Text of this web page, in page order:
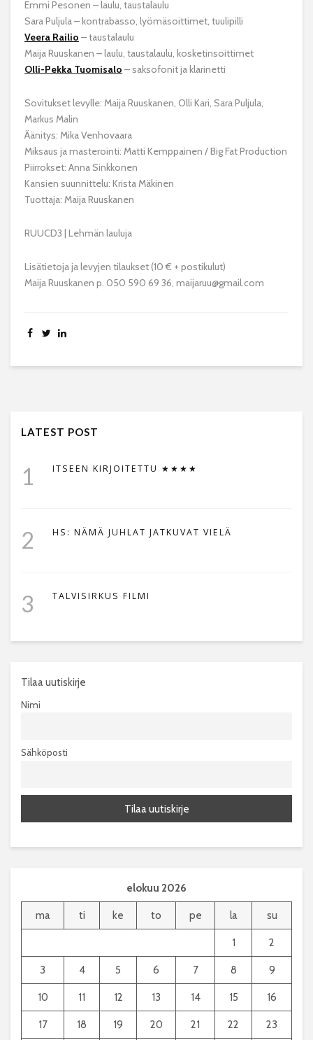
Emmi Pesonen – laulu, taustalaulu
Sara Puljula – kontrabasso, lyömäsoittimet, tuulipilli
Veera Railio – taustalaulu
Maija Ruuskanen – laulu, taustalaulu, kosketinsoittimet
Olli-Pekka Tuomisalo – saksofonit ja klarinetti
Sovitukset levylle: Maija Ruuskanen, Olli Kari, Sara Puljula,
Markus Malin
Äänitys: Mika Venhovaara
Miksaus ja masterointi: Matti Kemppainen / Big Fat Production
Piirrokset: Anna Sinkkonen
Kansien suunnittelu: Krista Mäkinen
Tuottaja: Maija Ruuskanen
RUUCD3 | Lehmän lauluja
Lisätietoja ja levyjen tilaukset (10 € + postikulut)
Maija Ruuskanen p. 050 590 69 36, maijaruu@gmail.com
LATEST POST
1 ITSEEN KIRJOITETTU ★★★★
2 HS: NÄMÄ JUHLAT JATKUVAT VIELÄ
3 TALVISIRKUS FILMI
Tilaa uutiskirje
Nimi
Sähköposti
elokuu 2026
ma ti ke to pe la su
1 2
3 4 5 6 7 8 9
10 11 12 13 14 15 16
17 18 19 20 21 22 23